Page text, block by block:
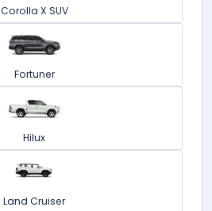
Corolla X SUV
Fortuner
Hilux
Land Cruiser